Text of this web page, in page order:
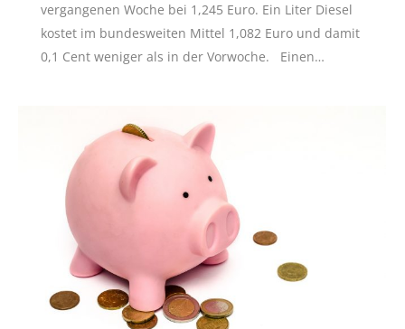
vergangenen Woche bei 1,245 Euro. Ein Liter Diesel
kostet im bundesweiten Mittel 1,082 Euro und damit
0,1 Cent weniger als in der Vorwoche. Einen…